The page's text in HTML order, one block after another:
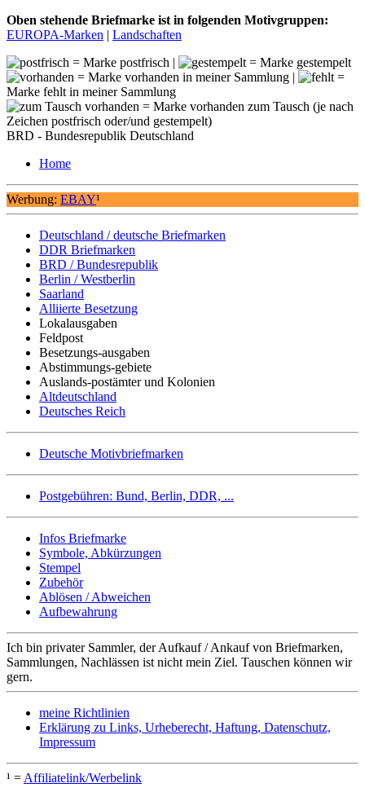
Oben stehende Briefmarke ist in folgenden Motivgruppen:
EUROPA-Marken | Landschaften
= Marke postfrisch |
= Marke gestempelt
= Marke vorhanden in meiner Sammlung |
=
Marke fehlt in meiner Sammlung
= Marke vorhanden zum Tausch (je nach
Zeichen postfrisch oder/und gestempelt)
BRD - Bundesrepublik Deutschland
Home
Werbung: EBAY¹
Deutschland / deutsche Briefmarken
DDR Briefmarken
BRD / Bundesrepublik
Berlin / Westberlin
Saarland
Alliierte Besetzung
Lokalausgaben
Feldpost
Besetzungs-ausgaben
Abstimmungs-gebiete
Auslands-postämter und Kolonien
Altdeutschland
Deutsches Reich
Deutsche Motivbriefmarken
Postgebühren: Bund, Berlin, DDR, ...
Infos Briefmarke
Symbole, Abkürzungen
Stempel
Zubehör
Ablösen / Abweichen
Aufbewahrung
Ich bin privater Sammler, der Aufkauf / Ankauf von Briefmarken,
Sammlungen, Nachlässen ist nicht mein Ziel. Tauschen können wir
gern.
meine Richtlinien
Erklärung zu Links, Urheberecht, Haftung, Datenschutz,
Impressum
¹ = Affiliatelink/Werbelink